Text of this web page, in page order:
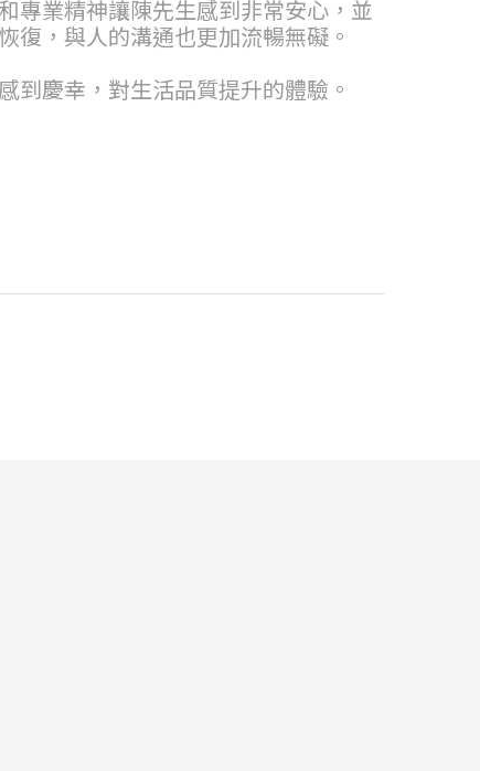
專業精神讓陳先生感到非常安心，並
復，與人的溝通也更加流暢無礙。
到慶幸，對生活品質提升的體驗。